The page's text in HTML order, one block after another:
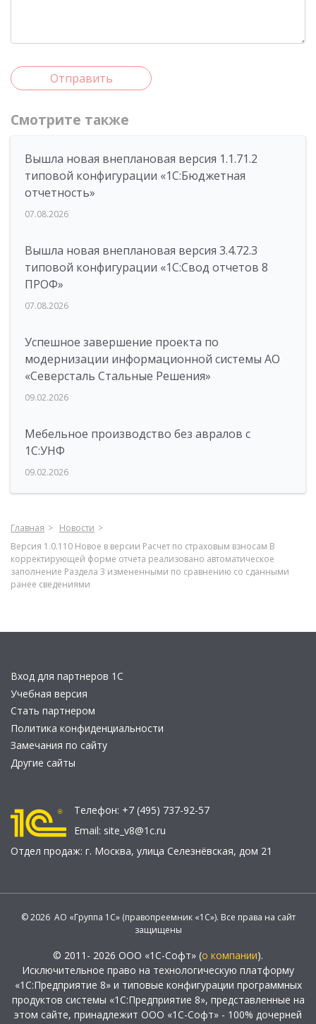
Отправить
Смотрите также
Вышла новая внеплановая версия 1.1.71.2
типовой конфигурации «1C:Бюджетная
отчетность»
07.08.2026
Вышла новая внеплановая версия 3.4.72.3
типовой конфигурации «1C:Свод отчетов 8
ПРОФ»
07.08.2026
Успешное завершение проекта по
модернизации информационной системы АО
«Северсталь Стальные Решения»
09.02.2026
Мебельное производство без авралов с
1С:УНФ
09.02.2026
Главная
Новости
Версия 1.0.110 Новое в версии Расчет по страховым взносам В
корректирующей форме отчета реализовано автоматическое
заполнение Раздела 3 измененными по сравнению со сданными
ранее сведениями
Вход для партнеров 1С
Учебная версия
Стать партнером
Политика конфиденциальности
Замечания по сайту
Другие сайты
Телефон: +7 (495) 737-92-57
Email: site_v8@1c.ru
Отдел продаж: г. Москва, улица Селезнёвская, дом 21
© 2026 АО «Группа 1С» (правопреемник «1С»). Все права на сайт
защищены
© 2011- 2026 ООО «1С-Софт» (о компании).
Исключительное право на технологическую платформу
«1С:Предприятие 8» и типовые конфигурации программных
продуктов системы «1С:Предприятие 8», представленные на
этом сайте, принадлежит ООО «1С-Софт» - 100% дочерней